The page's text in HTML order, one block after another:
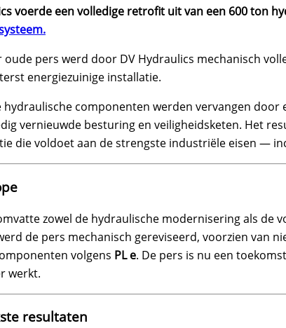
voerde een volledige retrofit uit van een 600 ton
oude pers werd door DV Hydraulics mechanisch
energiezuinige installatie.
hydraulische componenten werden vervangen
vernieuwde besturing en veiligheidsketen. Het
die voldoet aan de strengste industriële eisen —
zowel de hydraulische modernisering als de
de pers mechanisch gereviseerd, voorzien van
volgens PL e. De pers is nu een
werkt.
resultaten